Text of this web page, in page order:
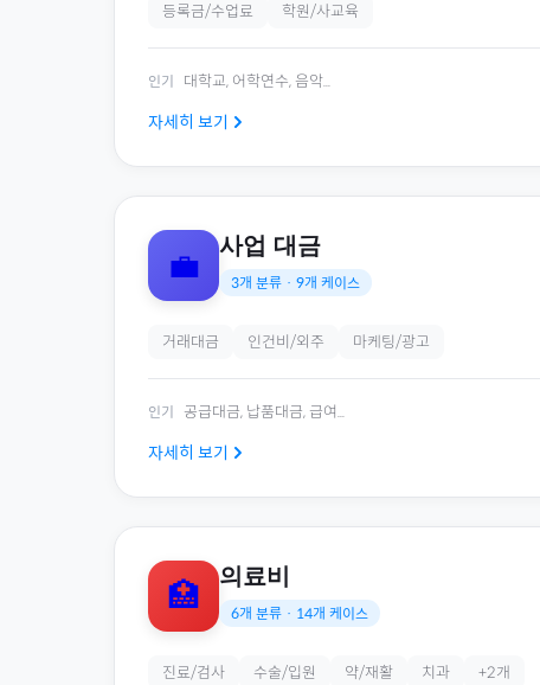
등록금/수업료 학원/사교육
인기 대학교, 어학연수, 음악...
자세히 보기
💼 사업 대금
3개 분류 · 9개 케이스
거래대금 인건비/외주 마케팅/광고
인기 공급대금, 납품대금, 급여...
자세히 보기
🏥 의료비
6개 분류 · 14개 케이스
진료/검사 수술/입원 약/재활 치과 +2개